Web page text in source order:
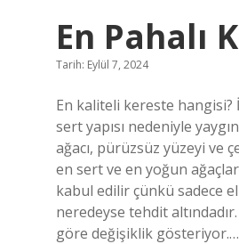
En Pahalı
Tarih: Eylül 7, 2024
En kaliteli kereste hangisi?
sert yapısı nedeniyle
ağacı, pürüzsüz yüzeyi ve
en sert ve en yoğun
kabul edilir çünkü sadece
neredeyse tehdit
göre değişiklik gösteriyor.…